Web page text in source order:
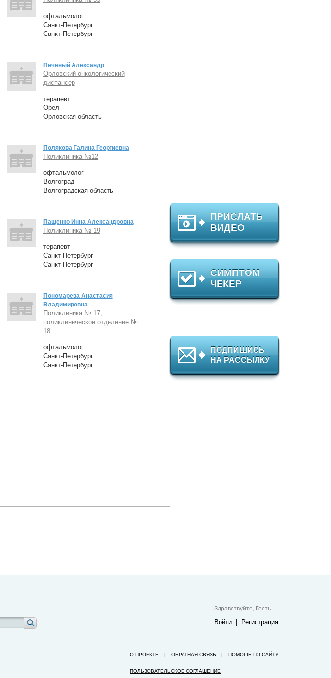
ПРИСЛАТЬ
ВИДЕО
СИМПТОМ
ЧЕКЕР
ПОДПИШИСЬ
НА РАССЫЛКУ
офтальмолог
Санкт-Петербург
Санкт-Петербург
Печеный Александр
Орловский онкологический
диспансер
терапевт
Орел
Орловская область
Полякова Галина Георгиевна
Поликлиника №12
офтальмолог
Волгоград
Волгоградская область
Пащенко Инна Александровна
Поликлиника № 19
терапевт
Санкт-Петербург
Санкт-Петербург
Пономарева Анастасия
Владимировна
Поликлиника № 17,
поликлиническое отделение №
18
офтальмолог
Санкт-Петербург
Санкт-Петербург
Здравствуйте, Гость
Войти Регистрация
О ПРОЕКТЕ | ОБРАТНАЯ СВЯЗЬ | ПОМОЩЬ ПО САЙТУ
ПОЛЬЗОВАТЕЛЬСКОЕ СОГЛАШЕНИЕ